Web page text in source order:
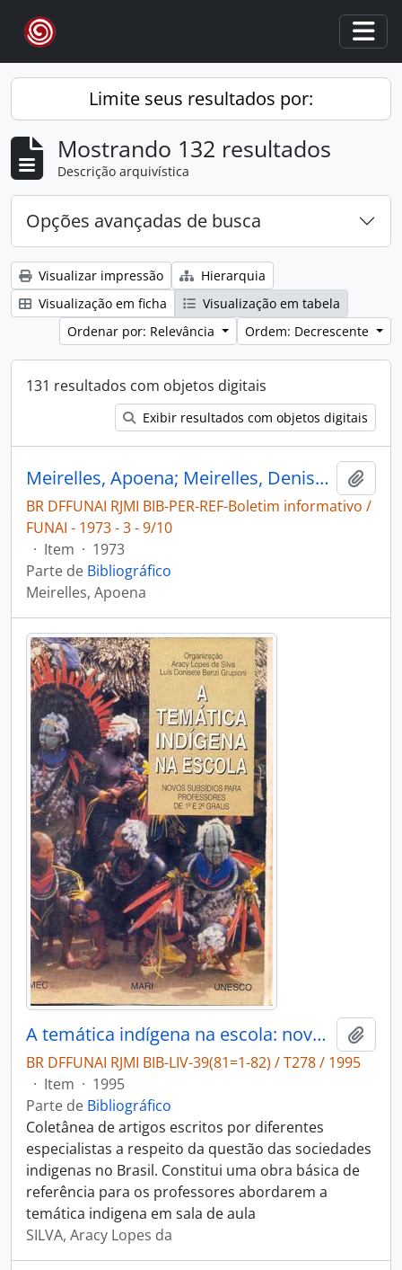
Skip to main content
Limite seus resultados por:
Mostrando 132 resultados
Descrição arquivística
Opções avançadas de busca
Visualizar impressão
Hierarquia
Visualização em ficha
Visualização em tabela
Ordenar por: Relevância
Ordem: Decrescente
131 resultados com objetos digitais
Exibir resultados com objetos digitais
Meirelles, Apoena; Meirelles, Denise. O conhecimento dos Avá-canoeiro [Boletim informativo / FUNAI]
BR DFFUNAI RJMI BIB-PER-REF-Boletim informativo /
FUNAI - 1973 - 3 - 9/10
· Item · 1973
Parte de Bibliográfico
Meirelles, Apoena
A temática indígena na escola: novos subsídios para professores de 1. e 2. graus.
BR DFFUNAI RJMI BIB-LIV-39(81=1-82) / T278 / 1995
· Item · 1995
Parte de Bibliográfico
Coletânea de artigos escritos por diferentes
especialistas a respeito da questão das sociedades
indigenas no Brasil. Constitui uma obra básica de
referência para os professores abordarem a
temática indigena em sala de aula
SILVA, Aracy Lopes da